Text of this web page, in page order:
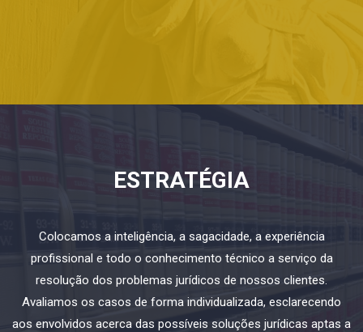
ESTRATÉGIA
Colocamos a inteligência, a sagacidade, a experiência
profissional e todo o conhecimento técnico a serviço da
resolução dos problemas jurídicos de nossos clientes.
Avaliamos os casos de forma individualizada, esclarecendo
aos envolvidos acerca das possíveis soluções jurídicas aptas a